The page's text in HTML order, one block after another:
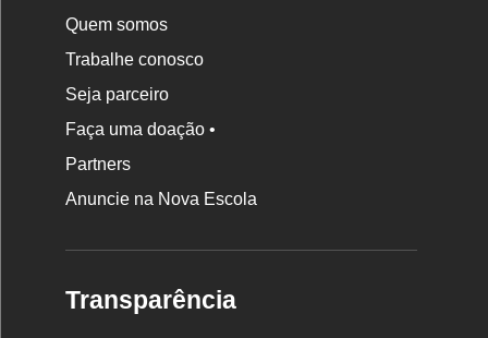
Quem somos
Trabalhe conosco
Seja parceiro
Faça uma doação •
Partners
Anuncie na Nova Escola
Transparência